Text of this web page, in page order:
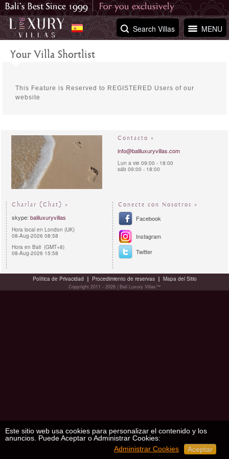
MENU
Search Villas
Your Villa Shortlist
This Feature is Reserved to REGISTERED Users of our
website
Contacto »
info@baliluxuryvillas.com
Lun a vie 09:00 - 18:00
sáb 09:00 - 18:00
Charlar (Chat) »
skype: baliluxuryvillas
Hora local en London (UK)
08-Aug-2026 08:58
Hora en Bali (GMT+8)
08-Aug-2026 15:58
Conecte con Nosotros »
Facebook
Instagram
Twitter
Política de Privacidad Procedimiento de reservas Mapa del Sitio
Copyright 2011 - 2026 | Bali Luxury Villas™
Este sitio web usa cookies para personalizar el contenido y los
anuncios. Puede Aceptar o Administrar Cookies:
Administrar Cookies
Aceptar